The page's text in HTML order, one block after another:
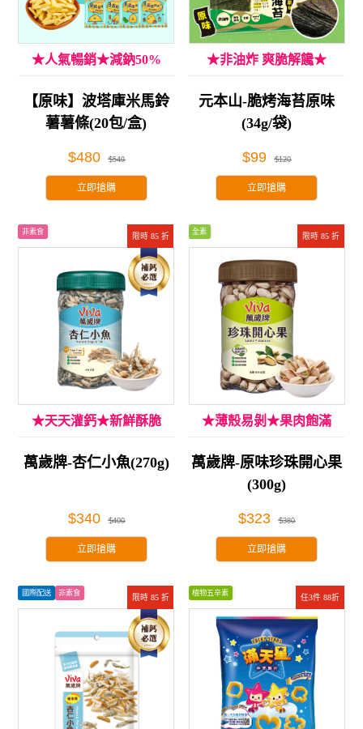
★人氣暢銷★減鈉50%
【原味】波塔庫米馬鈴
薯薯條(20包/盒)
$480 $549
立即搶購
★非油炸 爽脆解饞★
元本山-脆烤海苔原味
(34g/袋)
$99 $120
立即搶購
限時 85 折
非素食
★天天灌鈣★新鮮酥脆
萬歲牌-杏仁小魚(270g)
$340 $400
立即搶購
限時 85 折
全素
★薄殼易剝★果肉飽滿
萬歲牌-原味珍珠開心果
(300g)
$323 $380
立即搶購
限時 85 折
國際配送 非素食
任3件 88折
植物五辛素